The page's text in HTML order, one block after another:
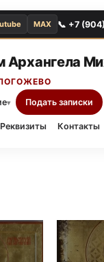
MAX 📞 +7
Архангела
▾ Подать записки
Реквизиты Контакты